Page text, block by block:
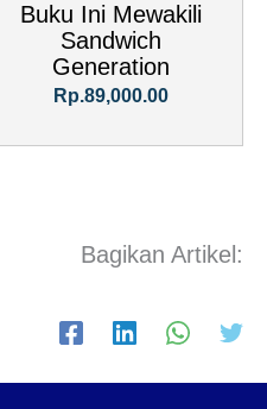
Buku Ini Mewakili
Sandwich
Generation
Rp.89,000.00
Bagikan Artikel: